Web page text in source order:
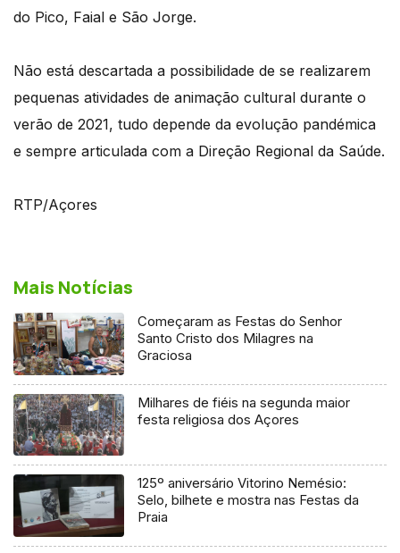
do Pico, Faial e São Jorge.
Não está descartada a possibilidade de se realizarem
pequenas atividades de animação cultural durante o
verão de 2021, tudo depende da evolução pandémica
e sempre articulada com a Direção Regional da Saúde.
RTP/Açores
Mais Notícias
Começaram as Festas do Senhor
Santo Cristo dos Milagres na
Graciosa
Milhares de fiéis na segunda maior
festa religiosa dos Açores
125º aniversário Vitorino Nemésio:
Selo, bilhete e mostra nas Festas da
Praia